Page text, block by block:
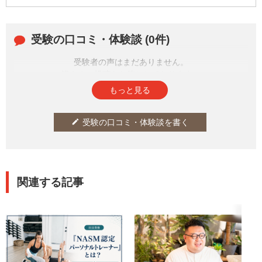
受験の口コミ・体験談 (0件)
受験者の声はまだありません。
もっと見る
edit 受験の口コミ・体験談を書く
関連する記事